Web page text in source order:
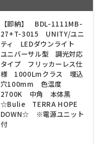
【即納】 BDL-1111MB-
27+T-3015 UNITY/ユニ
ティ LEDダウンライト
ユニバーサル型 調光対応
タイプ フリッカーレス仕
様 1000Lmクラス 埋込
穴100mm 色温度
2700K 中角 本体黒
☆Bulie TERRA HOPE
DOWN☆ ※電源ユニット
付